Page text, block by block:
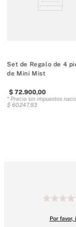
Blue Jasmine Water
Tipo de
Set de Regalo de 4
de Mini Mist
$ 72.900,00
* Precio sin impuestos
$ 60.247,93
Por favor,